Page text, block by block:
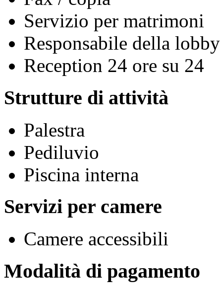
Servizio per matrimoni
Responsabile della
Reception 24 ore su 24
Strutture di attività
Palestra
Pediluvio
Piscina interna
Servizi per camere
Camere accessibili
Modalità di pagamento